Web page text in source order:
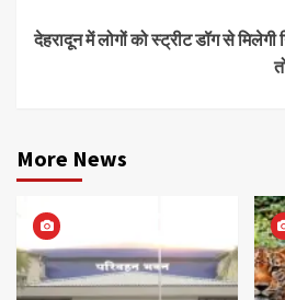
देहरादून में लोगों को स्ट्रीट डॉग से मिलेगी
More News